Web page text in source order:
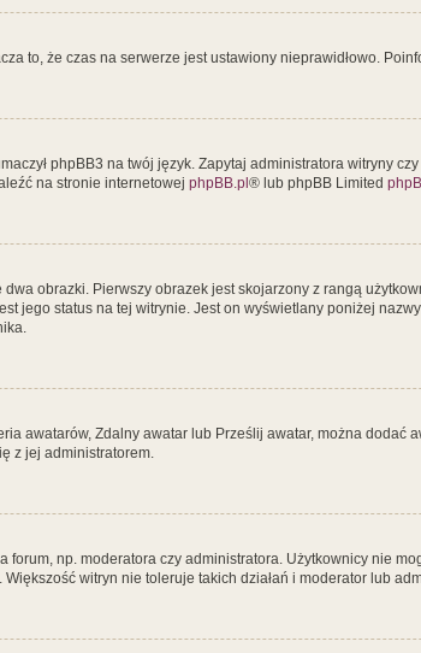
to, że czas na serwerze jest ustawiony nieprawidłowo.
phpBB3 na twój język. Zapytaj administratora witryny
na stronie internetowej phpBB.pl ® lub phpBB Limited
obrazki. Pierwszy obrazek jest skojarzony z rangą
jego status na tej witrynie. Jest on wyświetlany poniżej
awatarów, Zdalny awatar lub Prześlij awatar, można
z jej administratorem.
np. moderatora czy administratora. Użytkownicy nie
witryn nie toleruje takich działań i moderator lub